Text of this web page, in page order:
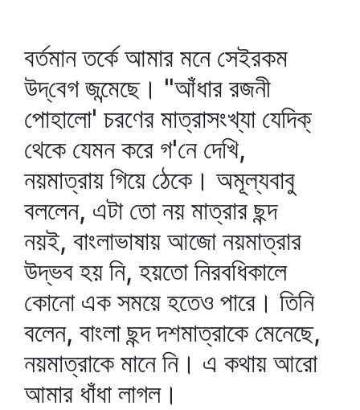
বর্তমান তর্কে আমার মনে সেইরকম
উদ্‌বেগ জন্মেছে। "আঁধার রজনী
পোহালো' চরণের মাত্রাসংখ্যা যেদিক্‌
থেকে যেমন করে গ'নে দেখি,
নয়মাত্রায় গিয়ে ঠেকে। অমূল্যবাবু
বললেন, এটা তো নয় মাত্রার ছন্দ
নয়ই, বাংলাভাষায় আজো নয়মাত্রার
উদ্ভব হয় নি, হয়তো নিরবধিকালে
কোনো এক সময়ে হতেও পারে। তিনি
বলেন, বাংলা ছন্দ দশমাত্রাকে মেনেছে,
নয়মাত্রাকে মানে নি। এ কথায় আরো
আমার ধাঁধা লাগল।